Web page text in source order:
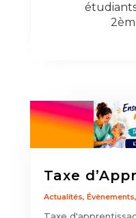
Taxe
Actualités, Évènements,